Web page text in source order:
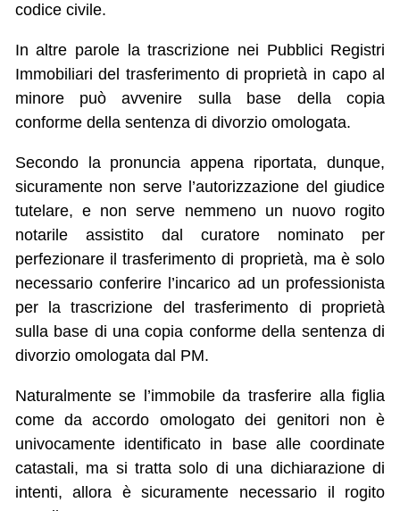
codice civile.
In altre parole la trascrizione nei Pubblici Registri
Immobiliari del trasferimento di proprietà in capo al
minore può avvenire sulla base della copia
conforme della sentenza di divorzio omologata.
Secondo la pronuncia appena riportata, dunque,
sicuramente non serve l’autorizzazione del giudice
tutelare, e non serve nemmeno un nuovo rogito
notarile assistito dal curatore nominato per
perfezionare il trasferimento di proprietà, ma è solo
necessario conferire l’incarico ad un professionista
per la trascrizione del trasferimento di proprietà
sulla base di una copia conforme della sentenza di
divorzio omologata dal PM.
Naturalmente se l’immobile da trasferire alla figlia
come da accordo omologato dei genitori non è
univocamente identificato in base alle coordinate
catastali, ma si tratta solo di una dichiarazione di
intenti, allora è sicuramente necessario il rogito